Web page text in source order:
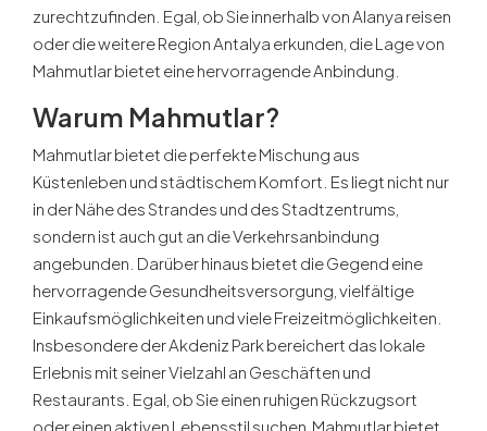
zurechtzufinden. Egal, ob Sie innerhalb von Alanya reisen
oder die weitere Region Antalya erkunden, die Lage von
Mahmutlar bietet eine hervorragende Anbindung.
Warum Mahmutlar?
Mahmutlar bietet die perfekte Mischung aus
Küstenleben und städtischem Komfort. Es liegt nicht nur
in der Nähe des Strandes und des Stadtzentrums,
sondern ist auch gut an die Verkehrsanbindung
angebunden. Darüber hinaus bietet die Gegend eine
hervorragende Gesundheitsversorgung, vielfältige
Einkaufsmöglichkeiten und viele Freizeitmöglichkeiten.
Insbesondere der Akdeniz Park bereichert das lokale
Erlebnis mit seiner Vielzahl an Geschäften und
Restaurants. Egal, ob Sie einen ruhigen Rückzugsort
oder einen aktiven Lebensstil suchen, Mahmutlar bietet